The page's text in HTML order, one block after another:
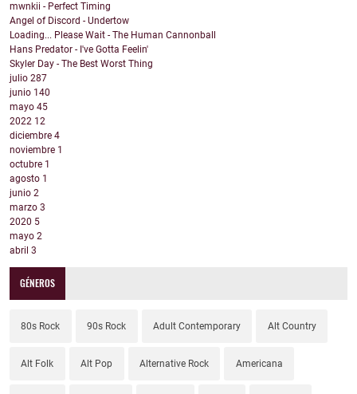
mwnkii - Perfect Timing
Angel of Discord - Undertow
Loading... Please Wait - The Human Cannonball
Hans Predator - I've Gotta Feelin'
Skyler Day - The Best Worst Thing
julio 287
junio 140
mayo 45
2022 12
diciembre 4
noviembre 1
octubre 1
agosto 1
junio 2
marzo 3
2020 5
mayo 2
abril 3
GÉNEROS
80s Rock 90s Rock Adult Contemporary Alt Country
Alt Folk Alt Pop Alternative Rock Americana